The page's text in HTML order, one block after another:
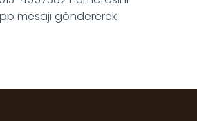
mesajı göndererek